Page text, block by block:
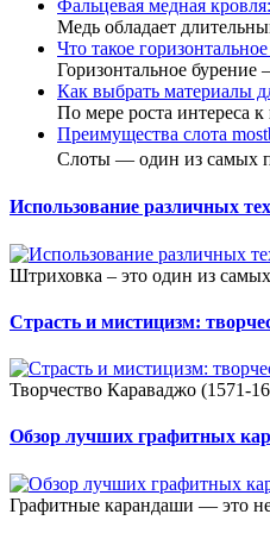
Фальцевая медная
Медь обладает
Что такое
Горизонтальное
Как выбрать материалы
По мере роста интереса
Преимущества слота
Слоты — один из самых
Использование различных
Штриховка – это один из
Страсть и мистицизм:
Творчество Караваджо (1571-
Обзор лучших графитных
Графитные карандаши — это